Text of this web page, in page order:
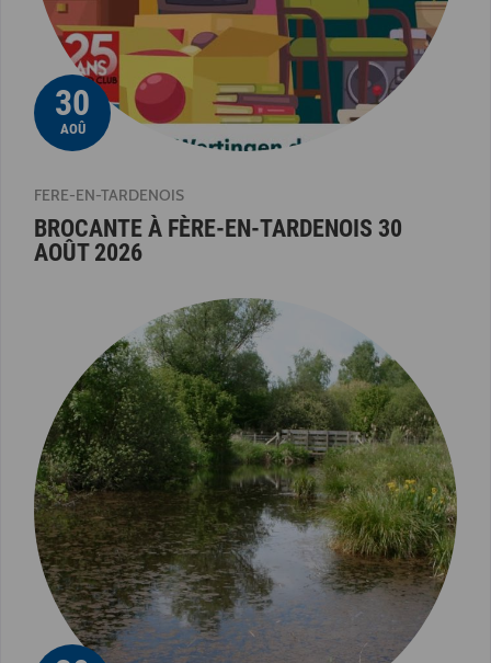
30
AOÛ
FERE-EN-TARDENOIS
BROCANTE À FÈRE-EN-TARDENOIS 30
AOÛT 2026